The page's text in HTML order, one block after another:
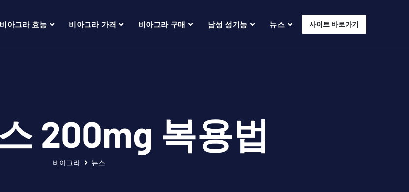
비아그라 효능 비아그라 가격 비아그라 구매 남성 성기능 뉴스 사이트 바로가기
200mg 복용법
비아그라 뉴스